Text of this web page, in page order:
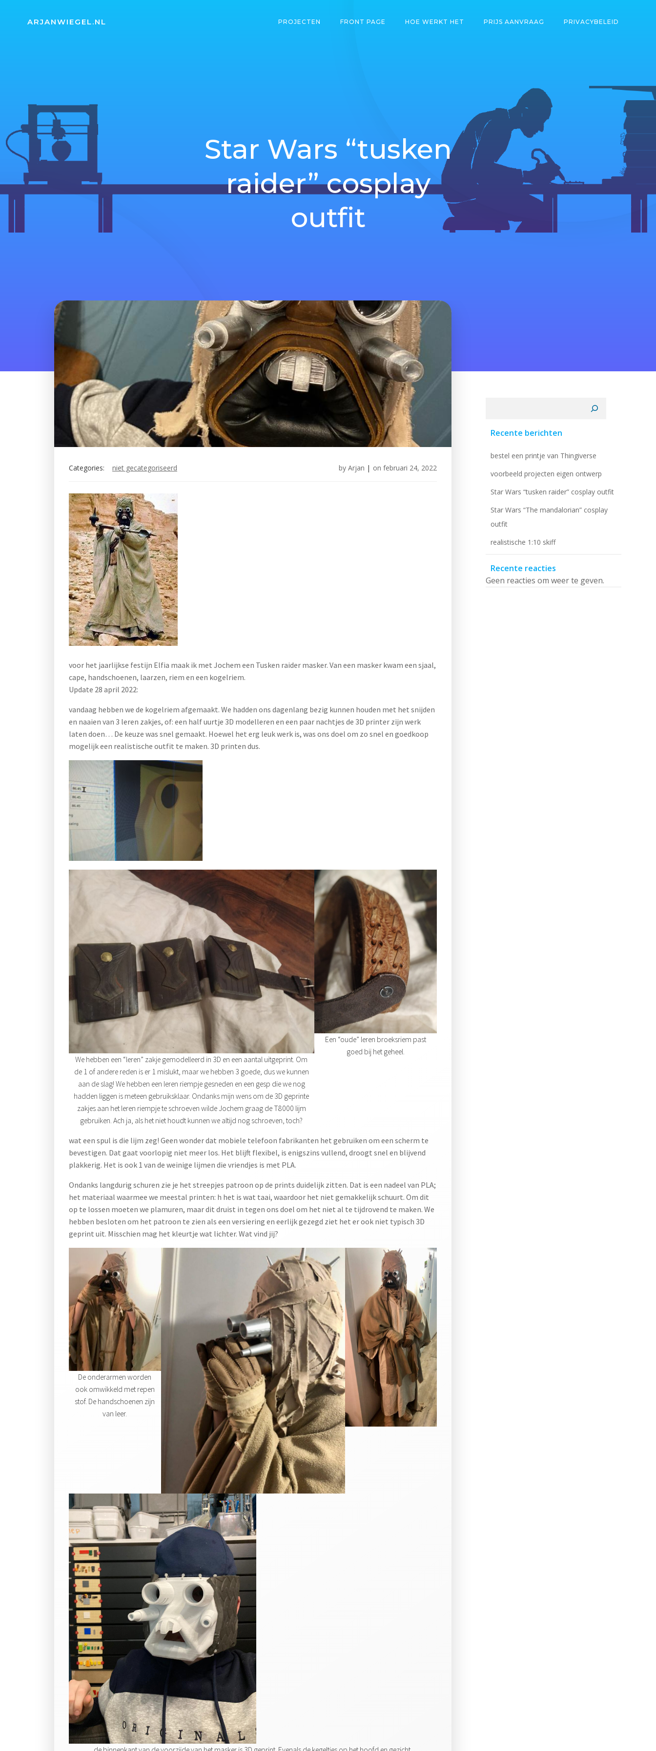
ARJANWIEGEL.NL PROJECTEN FRONT PAGE HOE WERKT HET PRIJS AANVRAAG PRIVACYBELEID
Star Wars “tusken
raider” cosplay
outfit
Categories: niet gecategoriseerd by Arjan | on februari 24, 2022
voor het jaarlijkse festijn Elfia maak ik met Jochem een Tusken raider masker. Van een masker kwam een sjaal,
cape, handschoenen, laarzen, riem en een kogelriem.
Update 28 april 2022:
vandaag hebben we de kogelriem afgemaakt. We hadden ons dagenlang bezig kunnen houden met het snijden
en naaien van 3 leren zakjes, of: een half uurtje 3D modelleren en een paar nachtjes de 3D printer zijn werk
laten doen… De keuze was snel gemaakt. Hoewel het erg leuk werk is, was ons doel om zo snel en goedkoop
mogelijk een realistische outfit te maken. 3D printen dus.
We hebben een “leren” zakje gemodelleerd in 3D en een aantal uitgeprint. Om
de 1 of andere reden is er 1 mislukt, maar we hebben 3 goede, dus we kunnen
aan de slag! We hebben een leren riempje gesneden en een gesp die we nog
hadden liggen is meteen gebruiksklaar. Ondanks mijn wens om de 3D geprinte
zakjes aan het leren riempje te schroeven wilde Jochem graag de T8000 lijm
gebruiken. Ach ja, als het niet houdt kunnen we altijd nog schroeven, toch?
Een “oude” leren broeksriem past
goed bij het geheel.
wat een spul is die lijm zeg! Geen wonder dat mobiele telefoon fabrikanten het gebruiken om een scherm te
bevestigen. Dat gaat voorlopig niet meer los. Het blijft flexibel, is enigszins vullend, droogt snel en blijvend
plakkerig. Het is ook 1 van de weinige lijmen die vriendjes is met PLA.
Ondanks langdurig schuren zie je het streepjes patroon op de prints duidelijk zitten. Dat is een nadeel van PLA;
het materiaal waarmee we meestal printen: h het is wat taai, waardoor het niet gemakkelijk schuurt. Om dit
op te lossen moeten we plamuren, maar dit druist in tegen ons doel om het niet al te tijdrovend te maken. We
hebben besloten om het patroon te zien als een versiering en eerlijk gezegd ziet het er ook niet typisch 3D
geprint uit. Misschien mag het kleurtje wat lichter. Wat vind jij?
De onderarmen worden
ook omwikkeld met repen
stof. De handschoenen zijn
van leer.
Recente berichten
bestel een printje van Thingiverse
voorbeeld projecten eigen ontwerp
Star Wars “tusken raider” cosplay outfit
Star Wars “The mandalorian” cosplay
outfit
realistische 1:10 skiff
Recente reacties
Geen reacties om weer te geven.